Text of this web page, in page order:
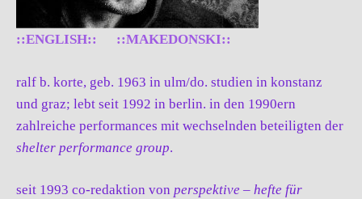
::ENGLISH:: ::MAKEDONSKI::
ralf b. korte, geb. 1963 in ulm/do. studien in konstanz
und graz; lebt seit 1992 in berlin. in den 1990ern
zahlreiche performances mit wechselnden beteiligten der
shelter performance group.
seit 1993 co-redaktion von perspektive – hefte für